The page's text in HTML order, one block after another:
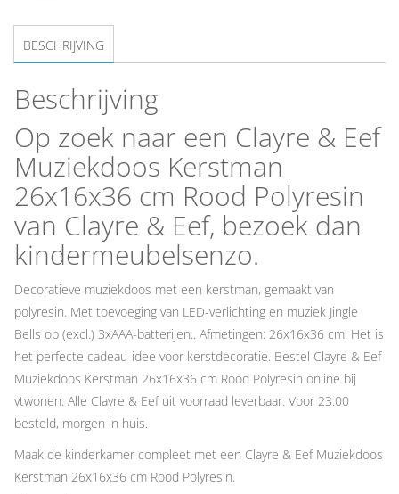
BESCHRIJVING
Beschrijving
Op zoek naar een Clayre & Eef
Muziekdoos Kerstman
26x16x36 cm Rood Polyresin
van Clayre & Eef, bezoek dan
kindermeubelsenzo.
Decoratieve muziekdoos met een kerstman, gemaakt van
polyresin. Met toevoeging van LED-verlichting en muziek Jingle
Bells op (excl.) 3xAAA-batterijen.. Afmetingen: 26x16x36 cm. Het is
het perfecte cadeau-idee voor kerstdecoratie. Bestel Clayre & Eef
Muziekdoos Kerstman 26x16x36 cm Rood Polyresin online bij
vtwonen. Alle Clayre & Eef uit voorraad leverbaar. Voor 23:00
besteld, morgen in huis.
Maak de kinderkamer compleet met een Clayre & Eef Muziekdoos
Kerstman 26x16x36 cm Rood Polyresin.